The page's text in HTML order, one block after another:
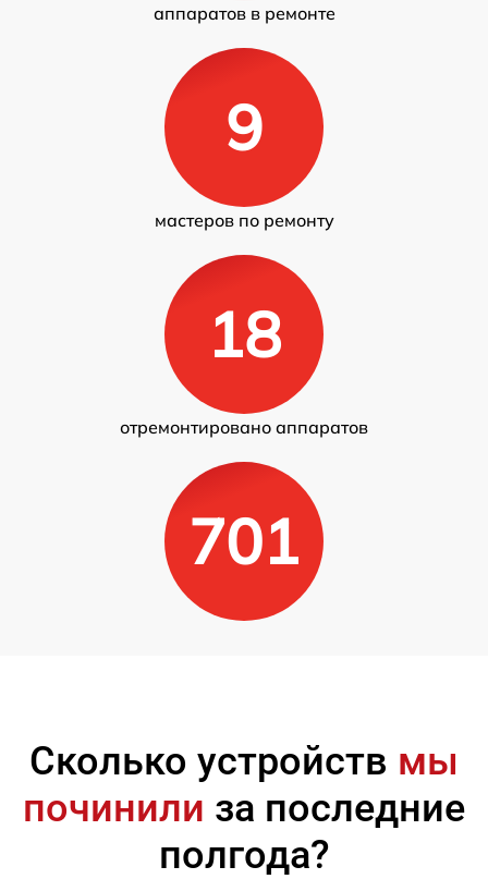
аппаратов в ремонте
9
мастеров по ремонту
18
отремонтировано аппаратов
701
Сколько устройств мы
починили за последние
полгода?